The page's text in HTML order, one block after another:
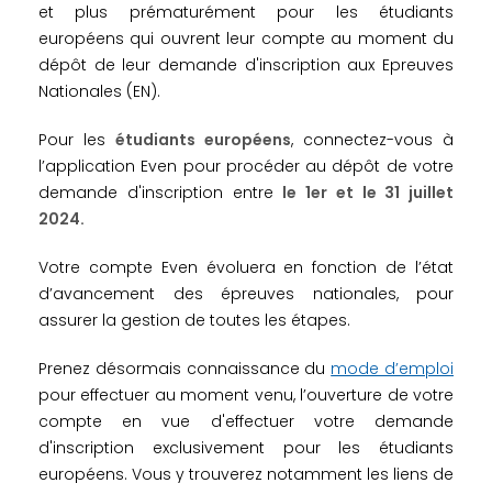
et plus prématurément pour les étudiants
européens qui ouvrent leur compte au moment du
dépôt de leur demande d'inscription aux Epreuves
Nationales (EN).
Pour les étudiants européens, connectez-vous à
l’application Even pour procéder au dépôt de votre
demande d'inscription entre le 1er et le 31 juillet
2024.
Votre compte Even évoluera en fonction de l’état
d’avancement des épreuves nationales, pour
assurer la gestion de toutes les étapes.
Prenez désormais connaissance du mode d’emploi
pour effectuer au moment venu, l’ouverture de votre
compte en vue d'effectuer votre demande
d'inscription exclusivement pour les étudiants
européens. Vous y trouverez notamment les liens de